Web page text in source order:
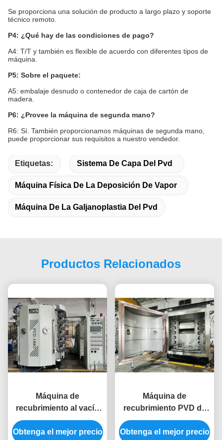
Se proporciona una solución de producto a largo plazo y soporte
técnico remoto.
P4: ¿Qué hay de las condiciones de pago?
A4: T/T y también es flexible de acuerdo con diferentes tipos de
máquina.
P5: Sobre el paquete:
A5: embalaje desnudo o contenedor de caja de cartón de
madera.
P6: ¿Provee la máquina de segunda mano?
R6: Sí. También proporcionamos máquinas de segunda mano,
puede proporcionar sus requisitos a nuestro vendedor.
Etiquetas: Sistema De Capa Del Pvd
Máquina Física De La Deposición De Vapor
Máquina De La Galjanoplastia Del Pvd
Productos Relacionados
Máquina de
recubrimiento al vacío
PVD para vajillas de
cerámica
Obtenga el mejor precio
Máquina de
recubrimiento PVD de
pulverización por
magnetrón de arco
Obtenga el mejor precio